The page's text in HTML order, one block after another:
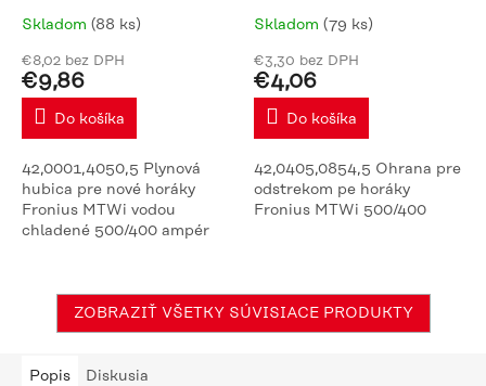
Skladom (88 ks)
€8,02 bez DPH
€9,86
Do košíka
42,0001,4050,5 Plynová
hubica pre nové horáky
Fronius MTWi vodou
chladené 500/400 ampér
Skladom (79 ks)
€3,30 bez DPH
€4,06
Do košíka
42,0405,0854,5 Ohrana pre
odstrekom pe horáky
Fronius MTWi 500/400
ZOBRAZIŤ VŠETKY SÚVISIACE PRODUKTY
Popis Diskusia